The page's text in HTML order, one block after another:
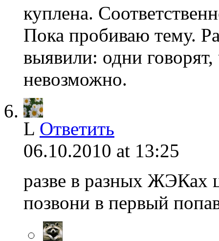
куплена.
Пока пробиваю тему.
выявили: одни
невозможно.
L Ответить
06.10.2010 at 13:25
разве в разных ЖЭКах
позвони в первый